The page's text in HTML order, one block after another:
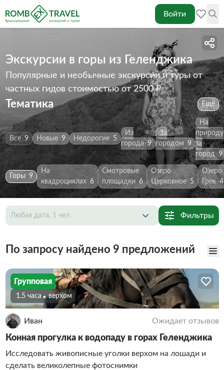
Войти
Экскурсии в горы из Геленджика
Популярные и необычные экскурсии и туры от
частных гидов стоимостью от 2500 ₽
Тематика Ещё
Все 9 Новые 9 Недорогие 5
Из
города 9
За
городом 9
На
природу
за
город 9
Горы 9
На
квадроциклах 6
Смотровые
площадки 6
Озеро
Церковное 5
Озеро
Грек 4
Любая дата, 1 чел. Фильтры
По запросу найдено 9 предложений
Групповая
1.5 часа Верхом
Иван Ожидает отзывов
Конная прогулка к водопаду в горах Геленджика
Исследовать живописные уголки верхом на лошади и
сделать великолепные фотоснимки